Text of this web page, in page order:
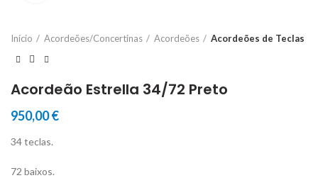
Início Acordeões/Concertinas Acordeões Acordeões de Teclas
Acordeão Estrella 34/72 Preto
950,00€
34 teclas.
72 baixos.